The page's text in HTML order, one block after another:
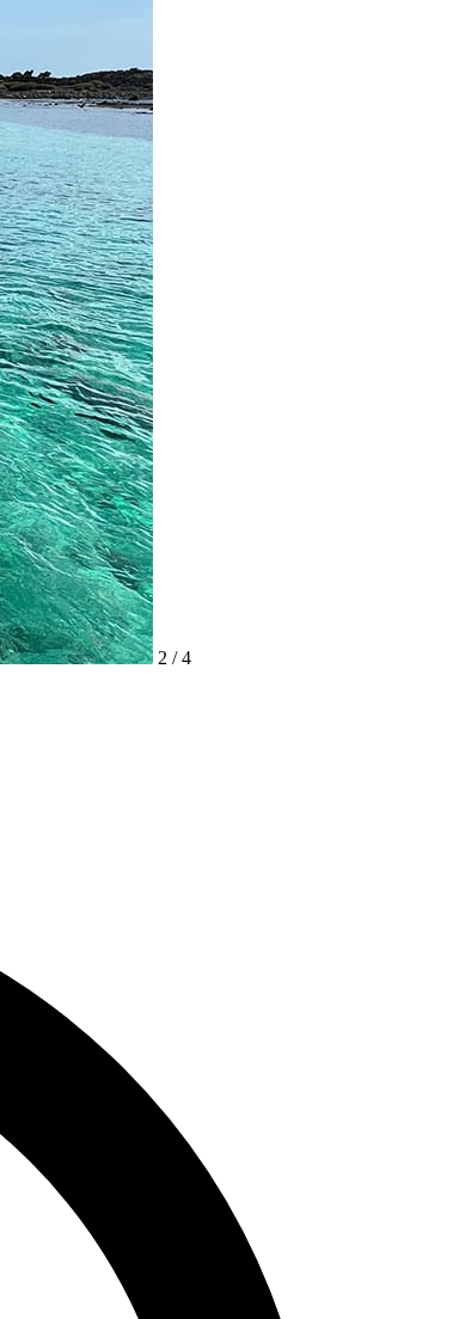
2 / 4